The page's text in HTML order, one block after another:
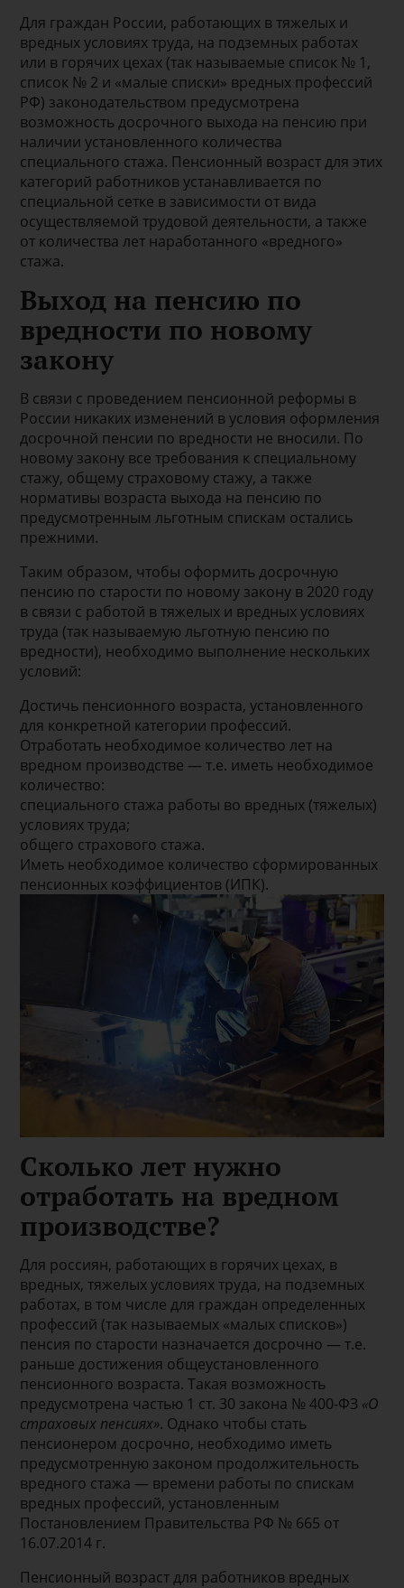
Для граждан России, работающих в тяжелых и
вредных условиях труда, на подземных работах
или в горячих цехах (так называемые список № 1,
список № 2 и «малые списки» вредных профессий
РФ) законодательством предусмотрена
возможность досрочного выхода на пенсию при
наличии установленного количества
специального стажа. Пенсионный возраст для этих
категорий работников устанавливается по
специальной сетке в зависимости от вида
осуществляемой трудовой деятельности, а также
от количества лет наработанного «вредного»
стажа.
Выход на пенсию по
вредности по новому
закону
В связи с проведением пенсионной реформы в
России никаких изменений в условия оформления
досрочной пенсии по вредности не вносили. По
новому закону все требования к специальному
стажу, общему страховому стажу, а также
нормативы возраста выхода на пенсию по
предусмотренным льготным спискам остались
прежними.
Таким образом, чтобы оформить досрочную
пенсию по старости по новому закону в 2020 году
в связи с работой в тяжелых и вредных условиях
труда (так называемую льготную пенсию по
вредности), необходимо выполнение нескольких
условий:
Достичь пенсионного возраста, установленного
для конкретной категории профессий.
Отработать необходимое количество лет на
вредном производстве — т.е. иметь необходимое
количество:
специального стажа работы во вредных (тяжелых)
условиях труда;
общего страхового стажа.
Иметь необходимое количество сформированных
пенсионных коэффициентов (ИПК).
Сколько лет нужно
отработать на вредном
производстве?
Для россиян, работающих в горячих цехах, в
вредных, тяжелых условиях труда, на подземных
работах, в том числе для граждан определенных
профессий (так называемых «малых списков»)
пенсия по старости назначается досрочно — т.е.
раньше достижения общеустановленного
пенсионного возраста. Такая возможность
предусмотрена частью 1 ст. 30 закона № 400-ФЗ «О
страховых пенсиях». Однако чтобы стать
пенсионером досрочно, необходимо иметь
предусмотренную законом продолжительность
вредного стажа — времени работы по спискам
вредных профессий, установленным
Постановлением Правительства РФ № 665 от
16.07.2014 г.
Пенсионный возраст для работников вредных